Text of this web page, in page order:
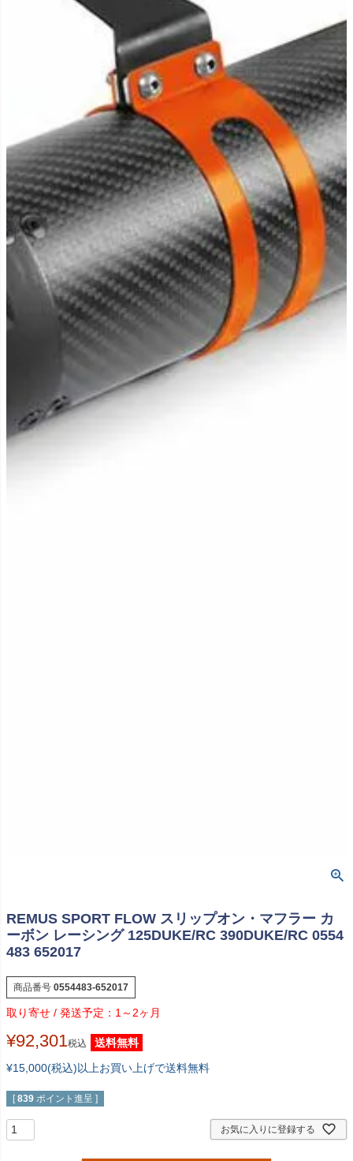
REMUS SPORT FLOW スリップオン・マフラー カ
ーボン レーシング 125DUKE/RC 390DUKE/RC 0554
483 652017
商品番号 0554483-652017
1～2ヶ月
¥92,301税込
送料無料
¥15,000(税込)以上お買い上げで送料無料
[ 839 ポイント進呈 ]
お気に入りに登録する